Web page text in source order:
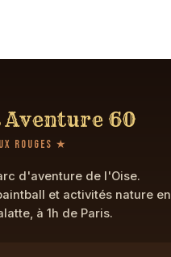
Aventure 60
Rouges ★
d'aventure de l'Oise.
et activités nature en
à 1h de Paris.